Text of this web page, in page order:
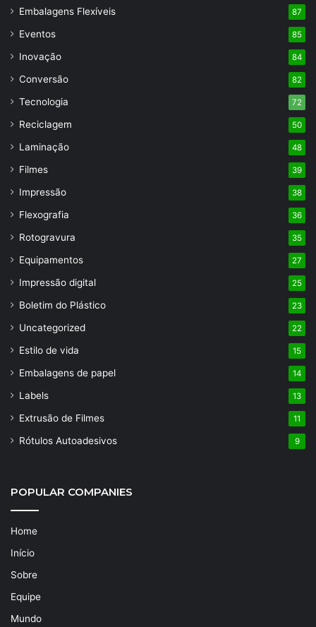
Embalagens Flexíveis 87
Eventos 85
Inovação 84
Conversão 82
Tecnologia 72
Reciclagem 50
Laminação 48
Filmes 39
Impressão 38
Flexografia 36
Rotogravura 35
Equipamentos 27
Impressão digital 25
Boletim do Plástico 23
Uncategorized 22
Estilo de vida 15
Embalagens de papel 14
Labels 13
Extrusão de Filmes 11
Rótulos Autoadesivos 9
POPULAR COMPANIES
Home
Início
Sobre
Equipe
Mundo